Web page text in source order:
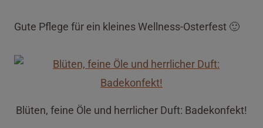
Gute Pflege für ein kleines Wellness-Osterfest 🙂
Blüten, feine Öle und herrlicher Duft: Badekonfekt!